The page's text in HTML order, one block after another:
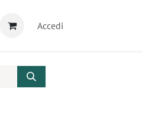
Accedi